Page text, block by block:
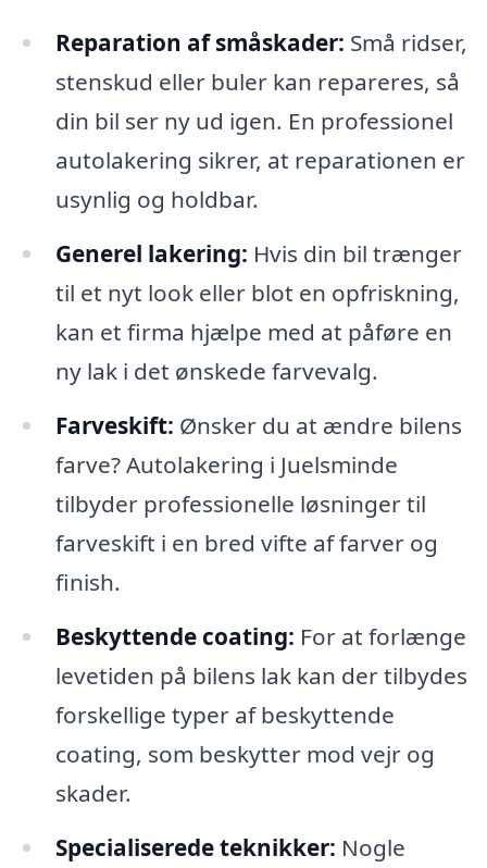
Reparation af småskader: Små ridser,
stenskud eller buler kan repareres, så
din bil ser ny ud igen. En professionel
autolakering sikrer, at reparationen er
usynlig og holdbar.
Generel lakering: Hvis din bil trænger
til et nyt look eller blot en opfriskning,
kan et firma hjælpe med at påføre en
ny lak i det ønskede farvevalg.
Farveskift: Ønsker du at ændre bilens
farve? Autolakering i Juelsminde
tilbyder professionelle løsninger til
farveskift i en bred vifte af farver og
finish.
Beskyttende coating: For at forlænge
levetiden på bilens lak kan der tilbydes
forskellige typer af beskyttende
coating, som beskytter mod vejr og
skader.
Specialiserede teknikker: Nogle